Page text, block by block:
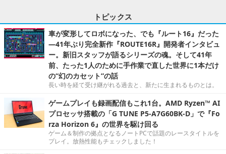
トピックス
車が変形してロボになった、でも『ルート16』だった
―41年ぶり完全新作『ROUTE16R』開発者インタビュ
ー。新旧スタッフが語るシリーズの魂。そして41年
前、たった1人のために手作業で直した世界に1本だけ
の“幻のカセット”の話
長い時を経て受け継がれる過去と、新たに生まれるものとは。
ゲームプレイも録画配信もこれ1台。AMD Ryzen™ AI
プロセッサ搭載の「G TUNE P5-A7G60BK-D」で『Fo
rza Horizon 6』の世界を駆け回る
ゲーム＆制作の拠点となるノートPCで話題のレースタイトルを
プレイ。放熱性能もチェックしました！